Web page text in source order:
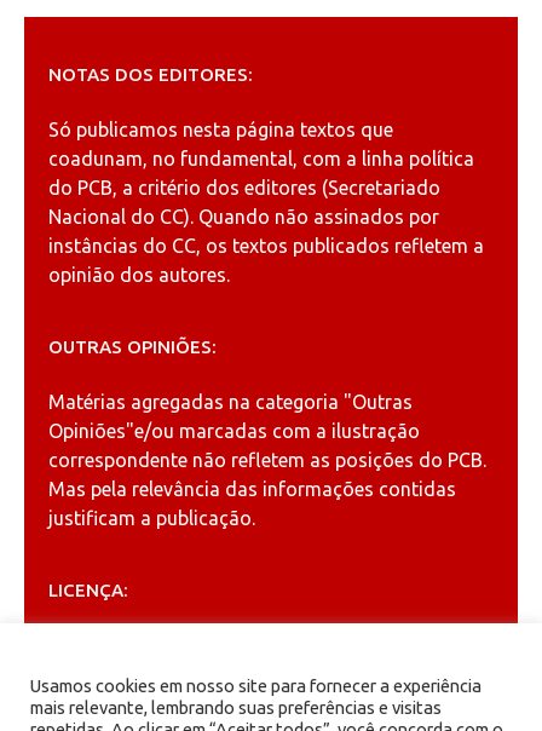
NOTAS DOS EDITORES:
Só publicamos nesta página textos que
coadunam, no fundamental, com a linha política
do PCB, a critério dos editores (Secretariado
Nacional do CC). Quando não assinados por
instâncias do CC, os textos publicados refletem a
opinião dos autores.
OUTRAS OPINIÕES:
Matérias agregadas na categoria "Outras
Opiniões"e/ou marcadas com a ilustração
correspondente não refletem as posições do PCB.
Mas pela relevância das informações contidas
justificam a publicação.
LICENÇA:
Creative Commons
Usamos cookies em nosso site para fornecer a experiência
mais relevante, lembrando suas preferências e visitas